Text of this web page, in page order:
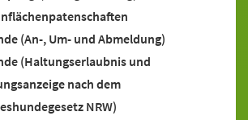
(An-, Um- und Abmeldung)
(Haltungserlaubnis und
nach dem
NRW)